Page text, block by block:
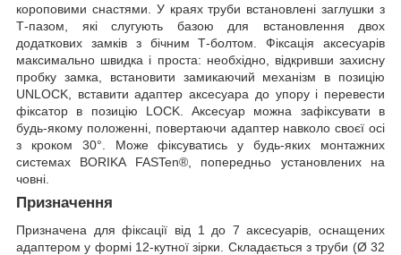
короповими снастями. У краях труби встановлені заглушки з
Т-пазом, які слугують базою для встановлення двох
додаткових замків з бічним Т-болтом. Фіксація аксесуарів
максимально швидка і проста: необхідно, відкривши захисну
пробку замка, встановити замикаючий механізм в позицію
UNLOCK, вставити адаптер аксесуара до упору і перевести
фіксатор в позицію LOCK. Аксесуар можна зафіксувати в
будь-якому положенні, повертаючи адаптер навколо своєї осі
з кроком 30°. Може фіксуватись у будь-яких монтажних
системах BORIKA FASTen®, попередньо установлених на
човні.
Призначення
Призначена для фіксації від 1 до 7 аксесуарів, оснащених
адаптером у формі 12-кутної зірки. Складається з труби (Ø 32